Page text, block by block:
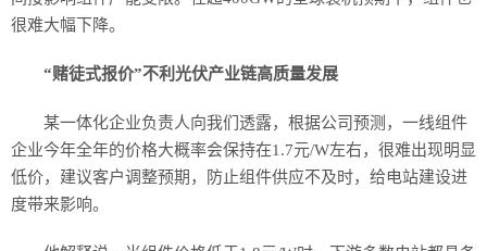
很难大幅下降。
“赌徒式报价”不利光伏产业链高质量发展
某一体化企业负责人向我们透露，根据公司预测，一线组件
企业今年全年的价格大概率会保持在1.7元/W左右，很难出现明显
低价，建议客户调整预期，防止组件供应不及时，给电站建设进
度带来影响。